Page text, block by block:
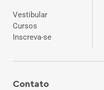
Vestibular
Cursos
Inscreva-se
Contato